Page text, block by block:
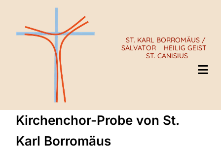
ST. KARL BORROMÄUS /
SALVATOR
HEILIG GEIST
ST. CANISIUS
Kirchenchor-Probe von St.
Karl Borromäus